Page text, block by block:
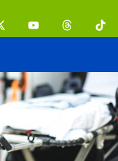
e
Y
o
u
b
e
T
h
r
d
s
T
i
k
k